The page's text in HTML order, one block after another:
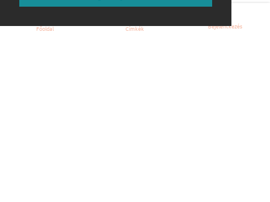
Főoldal Címkék Bejelentkezés